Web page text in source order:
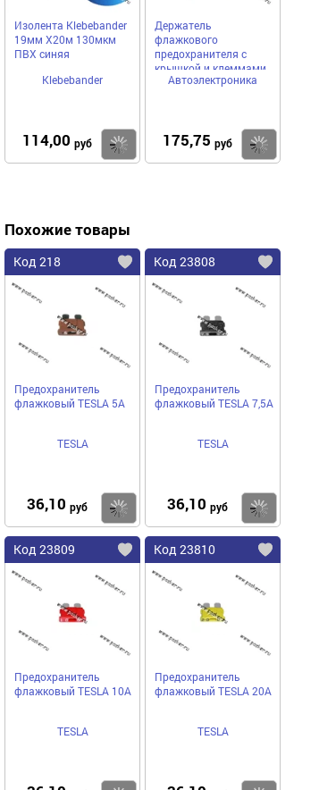
Изолента Klebebander
19мм Х20м 130мкм
ПВХ синяя
Klebebander
114,00 руб Купить
Держатель
флажкового
предохранителя с
крышкой и клеммами
до 30А
Автоэлектроника
175,75 руб
Похожие товары
Код 218
Предохранитель
флажковый TESLA 5A
TESLA
36,10 руб Купить
Код 23808
Предохранитель
флажковый TESLA 7,5A
TESLA
36,10 руб
Код 23809
Предохранитель
флажковый TESLA 10A
TESLA
Код 23810
Предохранитель
флажковый TESLA 20A
TESLA